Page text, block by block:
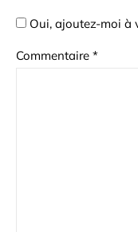
Oui, ajoutez-moi à
Commentaire *